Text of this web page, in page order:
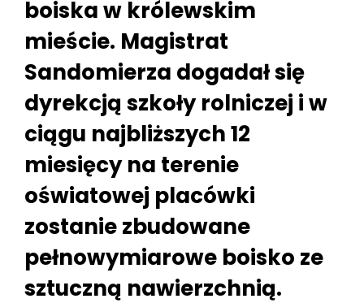
boiska w królewskim
mieście. Magistrat
Sandomierza dogadał się
dyrekcją szkoły rolniczej i w
ciągu najbliższych 12
miesięcy na terenie
oświatowej placówki
zostanie zbudowane
pełnowymiarowe boisko ze
sztuczną nawierzchnią.